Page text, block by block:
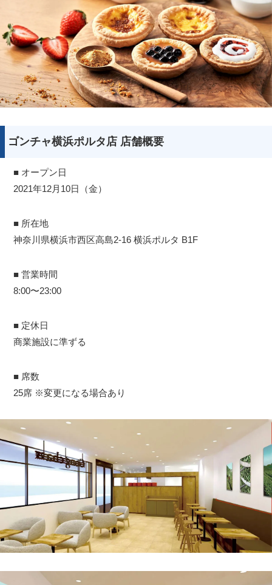
ゴンチャ横浜ポルタ店 店舗概要
■ オープン日
2021年12月10日（金）
■ 所在地
神奈川県横浜市西区高島2-16 横浜ポルタ B1F
■ 営業時間
8:00〜23:00
■ 定休日
商業施設に準ずる
■ 席数
25席 ※変更になる場合あり